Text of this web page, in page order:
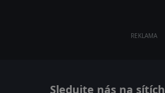
REKLAMA
Sledujte nás na sítích